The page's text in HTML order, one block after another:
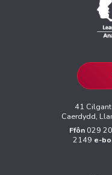
41 Cilgant
Caerdydd,
Ffôn 029
2149 e-